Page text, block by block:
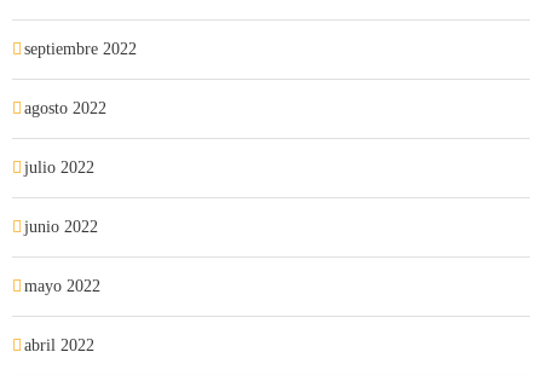
septiembre 2022
agosto 2022
julio 2022
junio 2022
mayo 2022
abril 2022